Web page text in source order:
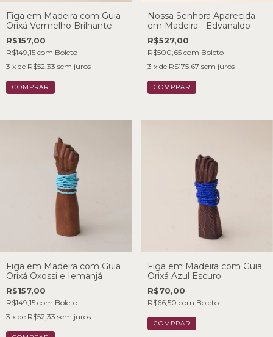
Figa em Madeira com Guia
Orixá Vermelho Brilhante
R$157,00
R$149,15 com Boleto
3 x de R$52,33 sem juros
Nossa Senhora Aparecida
em Madeira - Edvanaldo
R$527,00
R$500,65 com Boleto
3 x de R$175,67 sem juros
Figa em Madeira com Guia
Orixá Oxossi e Iemanjá
R$157,00
R$149,15 com Boleto
3 x de R$52,33 sem juros
Figa em Madeira com Guia
Orixá Azul Escuro
R$70,00
R$66,50 com Boleto